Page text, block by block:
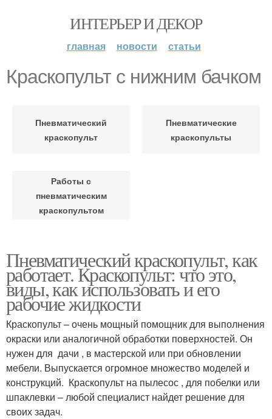
ИНТЕРЬЕР И ДЕКОР
главная новости статьи
Краскопульт с нижним бачком
Пневматический
краскопульт
Пневматические
краскопульты
Работы с
пневматическим
краскопультом
Пневматический краскопульт, как
работает. Краскопульт: что это,
виды, как использовать и его
рабочие жидкости
Краскопульт – очень мощный помощник для выполнения
окраски или аналогичной обработки поверхностей. Он
нужен для дачи , в мастерской или при обновлении
мебели. Выпускается огромное множество моделей и
конструкций. Краскопульт на пылесос , для побелки или
шпаклевки – любой специалист найдет решение для
своих задач.